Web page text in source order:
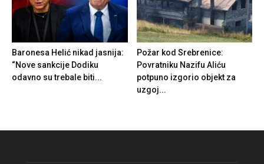
Baronesa Helić nikad jasnija:
“Nove sankcije Dodiku
odavno su trebale biti...
Požar kod Srebrenice:
Povratniku Nazifu Aliću
potpuno izgorio objekt za
uzgoj...